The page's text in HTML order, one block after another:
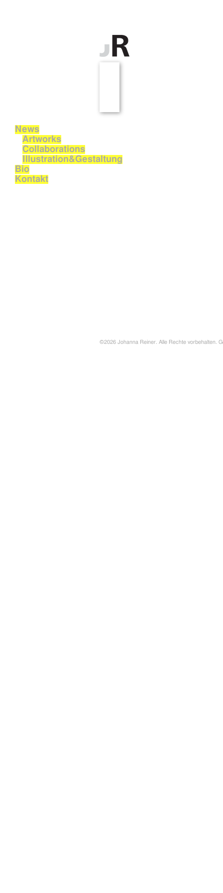
News
Artworks
Collaborations
Illustration&Gestaltung
Bio
Kontakt
©2026 Johanna Reiner. Alle Rechte vorbehalten.